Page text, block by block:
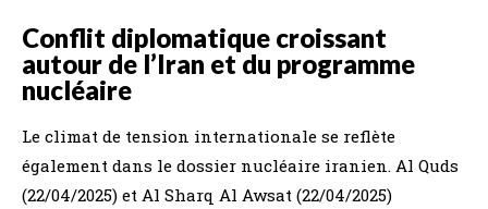
Conflit diplomatique croissant
autour de l’Iran et du programme
nucléaire
Le climat de tension internationale se reflète
également dans le dossier nucléaire iranien. Al Quds
(22/04/2025) et Al Sharq Al Awsat (22/04/2025)